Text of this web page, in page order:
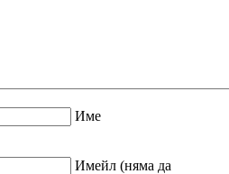
Име
Имейл (няма да